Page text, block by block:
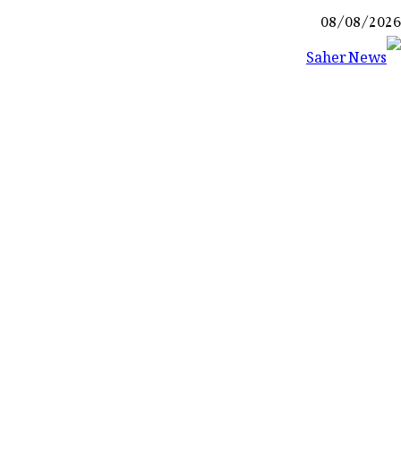
Skip
to
08/08/2026